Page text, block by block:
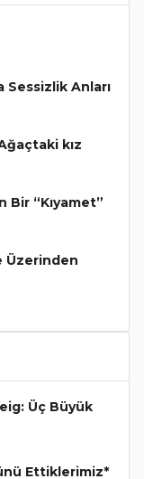
Sessizlik Anları
kız
Bir “Kıyamet”
Üzerinden
Üç Büyük
Ettiklerimiz*